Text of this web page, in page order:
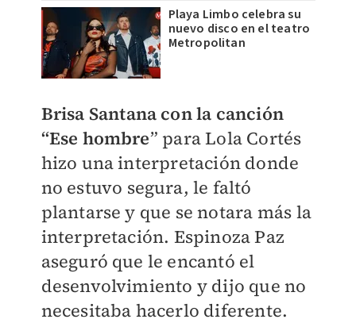
Playa Limbo celebra su
nuevo disco en el teatro
Metropolitan
Brisa Santana con la canción
“Ese hombre” para Lola Cortés
hizo una interpretación donde
no estuvo segura, le faltó
plantarse y que se notara más la
interpretación. Espinoza Paz
aseguró que le encantó el
desenvolvimiento y dijo que no
necesitaba hacerlo diferente.